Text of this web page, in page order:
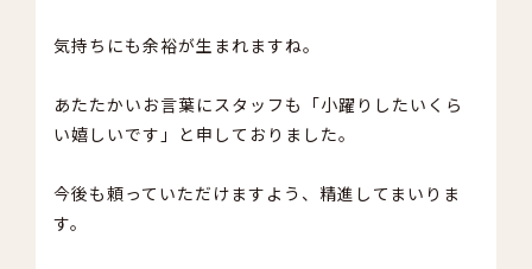
気持ちにも余裕が生まれますね。
あたたかいお言葉にスタッフも「小躍りしたいくら
い嬉しいです」と申しておりました。
今後も頼っていただけますよう、精進してまいりま
す。